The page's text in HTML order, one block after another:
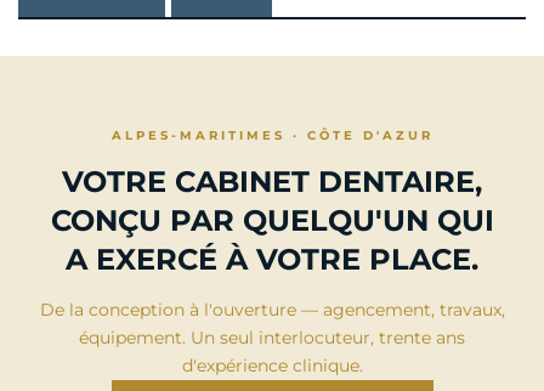
ALPES-MARITIMES · CÔTE D'AZUR
VOTRE CABINET DENTAIRE,
CONÇU PAR QUELQU'UN QUI
A EXERCÉ À VOTRE PLACE.
De la conception à l'ouverture — agencement, travaux,
équipement. Un seul interlocuteur, trente ans
d'expérience clinique.